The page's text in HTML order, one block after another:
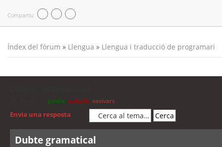
Compartiu
Índex del fòrum » Llengua » Llengua i traducció de programari
jordis cubells xavivars
Envia una resposta
Dubte gramatical